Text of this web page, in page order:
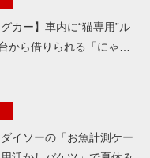
グカー】車内に“猫専用”ル
から借りられる「にゃ…
ダイソーの「お魚計測ケー